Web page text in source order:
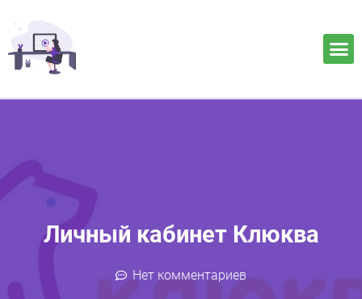
Личный кабинет Клюква
Нет комментариев